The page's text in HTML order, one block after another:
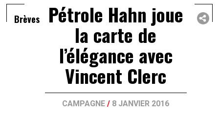
Brèves Pétrole Hahn joue
la carte de
l’élégance avec
Vincent Clerc
CAMPAGNE / 8 JANVIER 2016